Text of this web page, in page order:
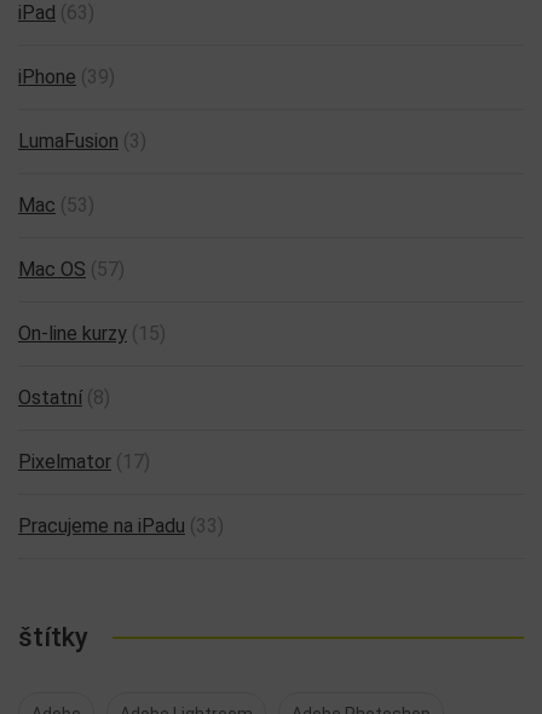
iPad (63)
iPhone (39)
LumaFusion (3)
Mac (53)
Mac OS (57)
On-line kurzy (15)
Ostatní (8)
Pixelmator (17)
Pracujeme na iPadu (33)
štítky